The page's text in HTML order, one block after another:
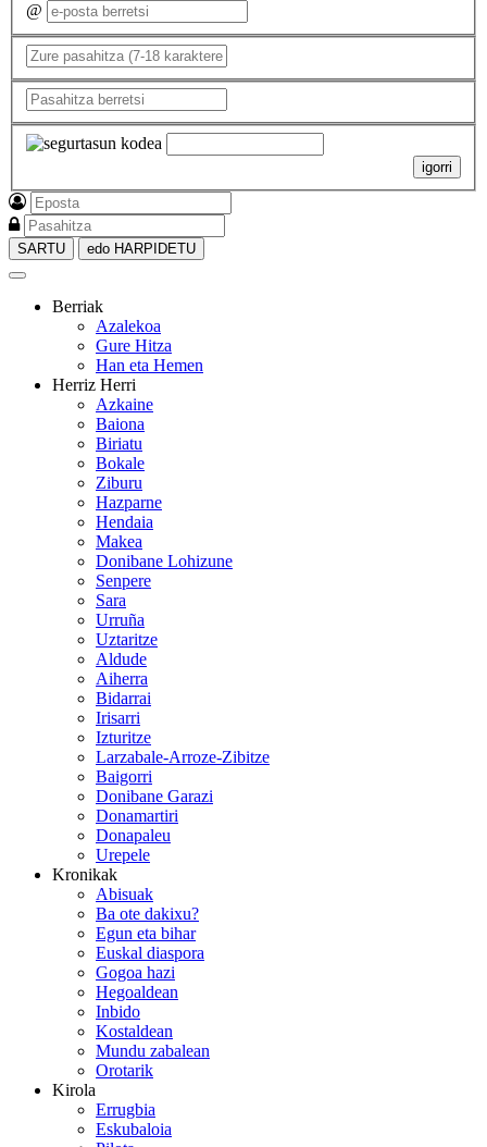
@
igorri
SARTU edo HARPIDETU
Berriak
Azalekoa
Gure Hitza
Han eta Hemen
Herriz Herri
Azkaine
Baiona
Biriatu
Bokale
Ziburu
Hazparne
Hendaia
Makea
Donibane Lohizune
Senpere
Sara
Urruña
Uztaritze
Aldude
Aiherra
Bidarrai
Irisarri
Izturitze
Larzabale-Arroze-Zibitze
Baigorri
Donibane Garazi
Donamartiri
Donapaleu
Urepele
Kronikak
Abisuak
Ba ote dakixu?
Egun eta bihar
Euskal diaspora
Gogoa hazi
Hegoaldean
Inbido
Kostaldean
Mundu zabalean
Orotarik
Kirola
Errugbia
Eskubaloia